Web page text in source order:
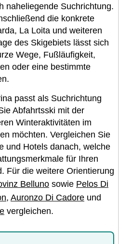
naheliegende Suchrichtung.
die konkrete
La Loita und weiteren
des Skigebiets lässt sich
Wege, Fußläufigkeit,
oder eine bestimmte
passt als Suchrichtung
Abfahrtsski mit der
Winteraktivitäten im
möchten. Vergleichen Sie
und Hotels danach, welche
für Ihren
Für die weitere Orientierung
Belluno sowie Pelos Di
, Auronzo Di Cadore und
vergleichen.